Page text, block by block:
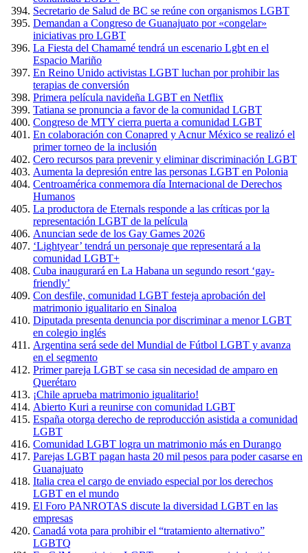
Secretario de Salud de BC se reúne con organismos LGBT
Demandan a Congreso de Guanajuato por «congelar»
iniciativas pro LGBT
La Fiesta del Chamamé tendrá un escenario Lgbt en el
Espacio Mariño
En Reino Unido activistas LGBT luchan por prohibir las
terapias de conversión
Primera película navideña LGBT en Netflix
Tatiana se pronuncia a favor de la comunidad LGBT
Congreso de MTY cierra puerta a comunidad LGBT
En colaboración con Conapred y Acnur México se realizó el
primer torneo de la inclusión
Cero recursos para prevenir y eliminar discriminación LGBT
Aumenta la depresión entre las personas LGBT en Polonia
Centroamérica conmemora día Internacional de Derechos
Humanos
La productora de Eternals responde a las críticas por la
representación LGBT de la película
Anuncian sede de los Gay Games 2026
‘Lightyear’ tendrá un personaje que representará a la
comunidad LGBT+
Cuba inaugurará en La Habana un segundo resort ‘gay-
friendly’
Con desfile, comunidad LGBT festeja aprobación del
matrimonio igualitario en Sinaloa
Diputada presenta denuncia por discriminar a menor LGBT
en colegio inglés
Argentina será sede del Mundial de Fútbol LGBT y avanza
en el segmento
Primer pareja LGBT se casa sin necesidad de amparo en
Querétaro
¡Chile aprueba matrimonio igualitario!
Abierto Kuri a reunirse con comunidad LGBT
España otorga derecho de reproducción asistida a comunidad
LGBT
Comunidad LGBT logra un matrimonio más en Durango
Parejas LGBT pagan hasta 20 mil pesos para poder casarse en
Guanajuato
Italia crea el cargo de enviado especial por los derechos
LGBT en el mundo
El Foro PANROTAS discute la diversidad LGBT en las
empresas
Canadá vota para prohibir el “tratamiento alternativo”
LGBTQ